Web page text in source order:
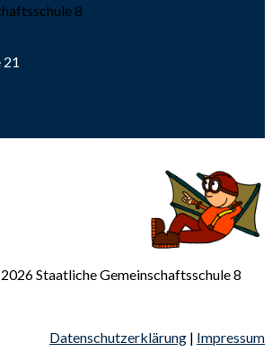
8
Staatliche Gemeinschaftsschule 8
Datenschutzerklärung | Impressum